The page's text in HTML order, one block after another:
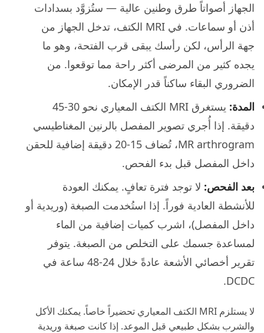
الجهاز أصواتاً طرق وطنين عالية — ستُزوَّد بسدادات
أذن أو سماعات. في MRI الكتف، تدخل الجهاز من
جهة الرأس، لكن رأسك يبقى قرب الفتحة، وهو ما
يجده كثير من المرضى أكثر راحة مما توقعوا. من
الضروري البقاء ساكناً قدر الإمكان.
المدة:
يستغرق MRI الكتف المعياري نحو 30-45
دقيقة. إذا أُجري تصوير المفصل بالرنين المغناطيسي
MR arthrogram، تُضاف 15-20 دقيقة إضافية للحقن
داخل المفصل قبل بدء الفحص.
بعد الفحص: لا توجد فترة تعافٍ. يمكنك العودة
للأنشطة العادية فوراً. إذا استُخدمت الصبغة (وريدية أو
داخل المفصل)، اشرب كميات إضافية من الماء
لمساعدة جسمك على التخلص من الصبغة. يتوفر
تقرير أخصائي الأشعة عادةً خلال 24-48 ساعة في
DCDC.
لا يستلزم MRI الكتف المعياري تحضيراً خاصاً. يمكنك الأكل
والشرب بشكل طبيعي قبل الموعد. إذا كانت صبغة وريدية